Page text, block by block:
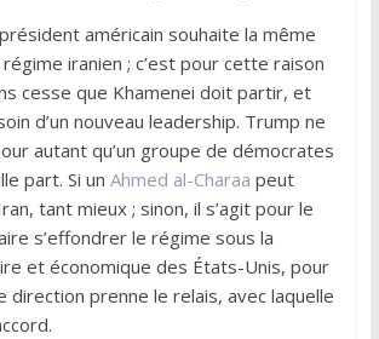
américain souhaite la même
iranien ; c’est pour cette raison
cesse que Khamenei doit partir, et
d’un nouveau leadership. Trump ne
autant qu’un groupe de démocrates
part. Si un Ahmed al-Charaa peut
tant mieux ; sinon, il s’agit pour le
s’effondrer le régime sous la
et économique des États-Unis, pour
direction prenne le relais, avec laquelle